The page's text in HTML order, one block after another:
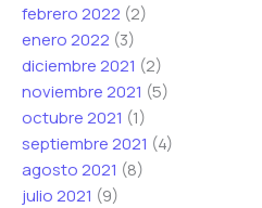
febrero 2022 (2)
enero 2022 (3)
diciembre 2021 (2)
noviembre 2021 (5)
octubre 2021 (1)
septiembre 2021 (4)
agosto 2021 (8)
julio 2021 (9)